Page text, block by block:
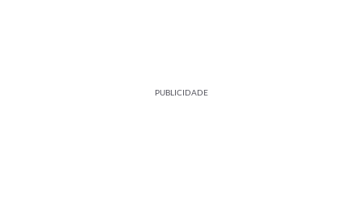
PUBLICIDADE